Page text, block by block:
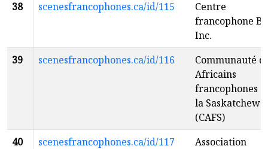
38
scenesfrancophones.ca/id/115
Centre
francophone
Inc.
39
scenesfrancophones.ca/id/116
Communauté
Africains
francophones
la
(CAFS)
40
scenesfrancophones.ca/id/117
Association